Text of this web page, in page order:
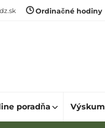
Ordinačné hodiny
poradňa Výskum